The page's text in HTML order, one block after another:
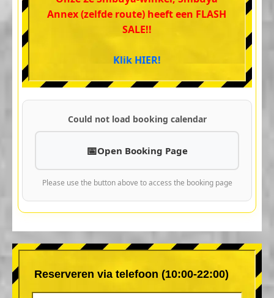
Annex (zelfde route) heeft een FLASH
SALE!!
Klik HIER!
Could not load booking calendar
Open Booking Page
Please use the button above to access the booking page
Reserveren via telefoon (10:00-22:00)